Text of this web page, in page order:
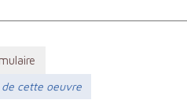
de cette oeuvre